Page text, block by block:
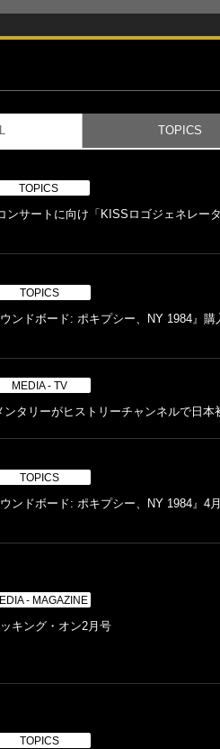
TOPICS
TOPICS
ンサートに向け「KISSロゴジェネレー
TOPICS
ウンドボード: ポキプシー、NY 1984』購
MEDIA - TV
タリーがヒストリーチャンネルで日本
TOPICS
ウンドボード: ポキプシー、NY 1984』4
- MAGAZINE
キング・オン2月号
TOPICS